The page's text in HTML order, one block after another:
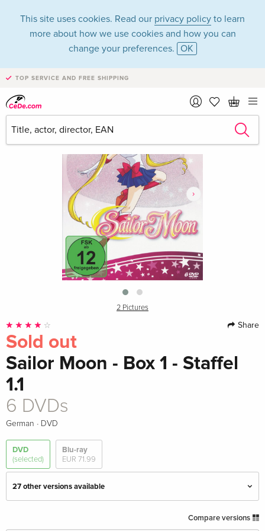
This site uses cookies. Read our privacy policy to learn
more about how we use cookies and how you can
change your preferences. OK
TOP SERVICE AND FREE SHIPPING
›
2 Pictures
Share
Sold out
Sailor Moon - Box 1 - Staffel
1.1
6 DVDs
German · DVD
DVD
(selected)
Blu-ray
EUR 71.99
27 other versions available
EUR 43.99
Compare versions